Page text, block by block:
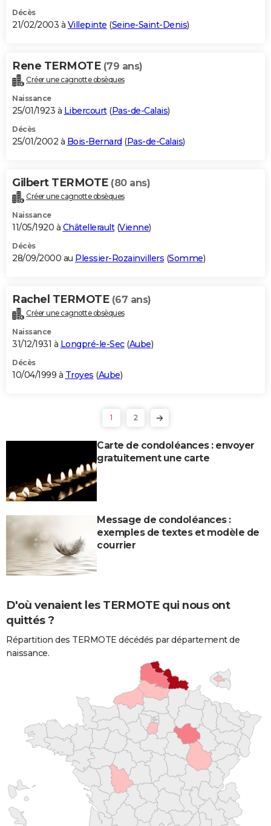
Décès
21/02/2003 à Villepinte (Seine-Saint-Denis)
Rene TERMOTE (79 ans)
Créer une cagnotte obsèques
Naissance
25/01/1923 à Libercourt(Pas-de-Calais)
Décès
25/01/2002 à Bois-Bernard (Pas-de-Calais)
Gilbert TERMOTE (80 ans)
Créer une cagnotte obsèques
Naissance
11/05/1920 à Châtellerault(Vienne)
Décès
28/09/2000 au Plessier-Rozainvillers (Somme)
Rachel TERMOTE (67 ans)
Créer une cagnotte obsèques
Naissance
31/12/1931 à Longpré-le-Sec(Aube)
Décès
10/04/1999 à Troyes (Aube)
1 2
Carte de condoléances : envoyer
gratuitement une carte
Message de condoléances :
exemples de textes et modèle de
courrier
D'où venaient les TERMOTE qui nous ont
quittés ?
Répartition des TERMOTE décédés par département de
naissance.